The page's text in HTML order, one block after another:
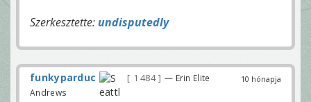
Szerkesztette: undisputedly
10 hónapja
funkyparduc 1 484
— Erin Elite
Andrews